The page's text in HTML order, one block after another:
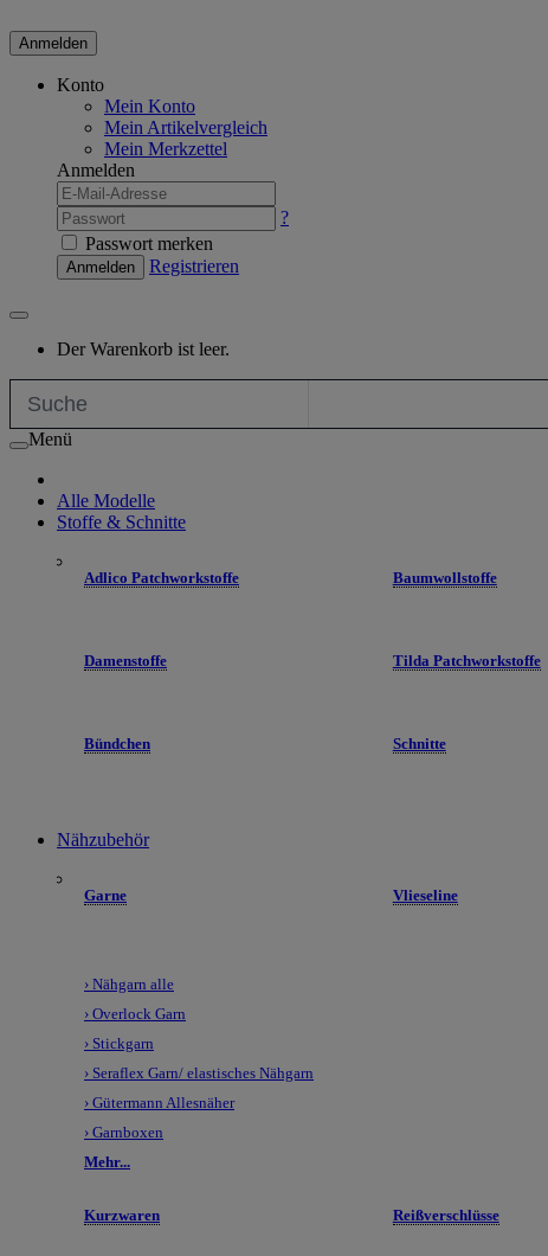
Anmelden
Konto
Mein Konto
Mein Artikelvergleich
Mein Merkzettel
Anmelden
?
Passwort merken
Anmelden Registrieren
Der Warenkorb ist leer.
Menü
Alle Modelle
Stoffe & Schnitte
Adlico Patchworkstoffe Baumwollstoffe
Damenstoffe Tilda Patchworkstoffe
Bündchen Schnitte
Nähzubehör
Garne
› Nähgarn alle
› Overlock Garn
› Stickgarn
› Seraflex Garn/ elastisches Nähgarn
› Gütermann Allesnäher
› Garnboxen
Mehr...
Vlieseline
Kurzwaren Reißverschlüsse